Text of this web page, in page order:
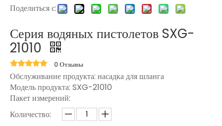
Поделиться с:
Серия водяных пистолетов SXG-
21010
0 Отзывы
Обслуживание продукта: насадка для шланга
Модель продукта: SXG-21010
Пакет измерений:
Количество: